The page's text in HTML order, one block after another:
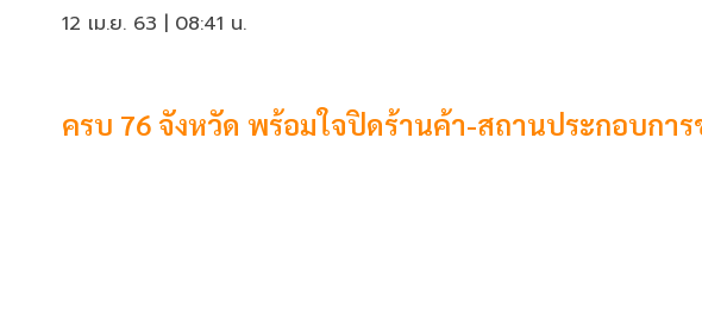
12 เม.ย. 63 | 08:41 น.
ครบ 76 จังหวัด พร้อมใจปิดร้านค้า-สถานประกอบการ